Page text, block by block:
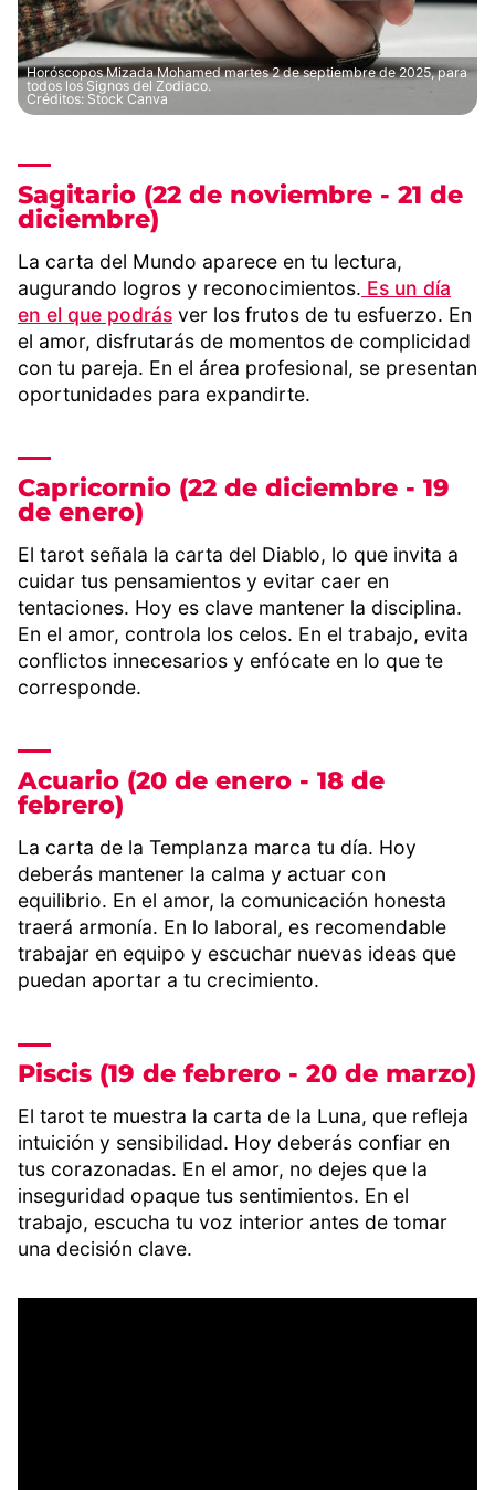
Horóscopos Mizada Mohamed martes 2 de septiembre de 2025, para
todos los Signos del Zodiaco.
Créditos: Stock Canva
Sagitario (22 de noviembre - 21 de
diciembre)
La carta del Mundo aparece en tu lectura,
augurando logros y reconocimientos. Es un día
en el que podrás ver los frutos de tu esfuerzo. En
el amor, disfrutarás de momentos de complicidad
con tu pareja. En el área profesional, se presentan
oportunidades para expandirte.
Capricornio (22 de diciembre - 19
de enero)
El tarot señala la carta del Diablo, lo que invita a
cuidar tus pensamientos y evitar caer en
tentaciones. Hoy es clave mantener la disciplina.
En el amor, controla los celos. En el trabajo, evita
conflictos innecesarios y enfócate en lo que te
corresponde.
Acuario (20 de enero - 18 de
febrero)
La carta de la Templanza marca tu día. Hoy
deberás mantener la calma y actuar con
equilibrio. En el amor, la comunicación honesta
traerá armonía. En lo laboral, es recomendable
trabajar en equipo y escuchar nuevas ideas que
puedan aportar a tu crecimiento.
Piscis (19 de febrero - 20 de marzo)
El tarot te muestra la carta de la Luna, que refleja
intuición y sensibilidad. Hoy deberás confiar en
tus corazonadas. En el amor, no dejes que la
inseguridad opaque tus sentimientos. En el
trabajo, escucha tu voz interior antes de tomar
una decisión clave.